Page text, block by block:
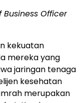
Business Officer
kekuatan
mereka yang
jaringan tenaga
kesehatan
merupakan